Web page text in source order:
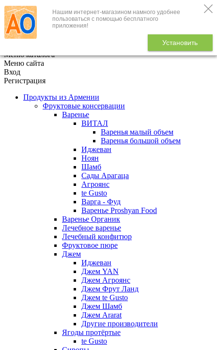
Нашим интернет-магазином намного удобнее
пользоваться с помощью бесплатного
приложения!
Установить
+7 (495) 646-888-1
В корзине
Меню каталога
Меню сайта
Вход
Регистрация
Продукты из Армении
Фруктовые консервации
Варенье
ВИТАЛ
Варенья малый объем
Варенья большой объем
Иджеван
Ноян
Шамб
Сады Арагаца
Агроянс
te Gusto
Варга - Фуд
Варенье Proshyan Food
Варенье Органик
Лечебное варенье
Лечебный конфитюр
Фруктовое пюре
Джем
Иджеван
Джем YAN
Джем Агроянс
Джем Фрут Ланд
Джем te Gusto
Джем Шамб
Джем Ararat
Другие производители
Ягоды протёртые
te Gusto